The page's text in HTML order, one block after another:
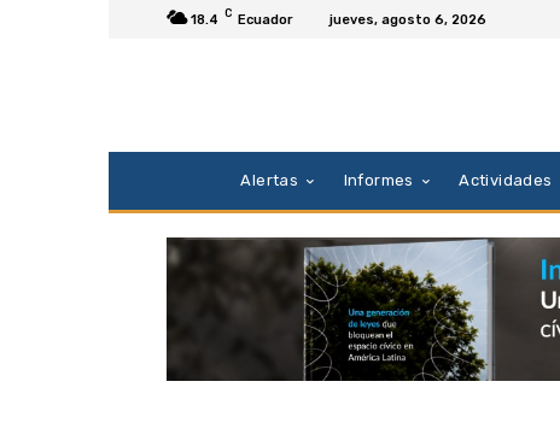
18.4 C Ecuador jueves, agosto 6, 2026
Alertas Informes Actividades